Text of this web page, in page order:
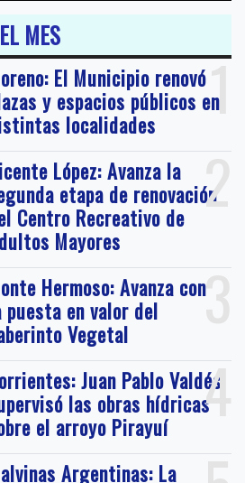
MES
1
El Municipio renovó
y espacios públicos en
localidades
2
López: Avanza la
etapa de renovación
Centro Recreativo de
Mayores
3
Hermoso: Avanza con
puesta en valor del
Vegetal
4
Juan Pablo Valdés
las obras hídricas
el arroyo Pirayuí
Argentinas: La